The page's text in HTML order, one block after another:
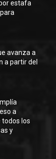
estafa
avanza a
a partir del
a
todos los
y